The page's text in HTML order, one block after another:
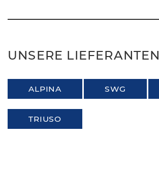
UNSERE LIEFERANTEN
ALPINA SWG
TRIUSO